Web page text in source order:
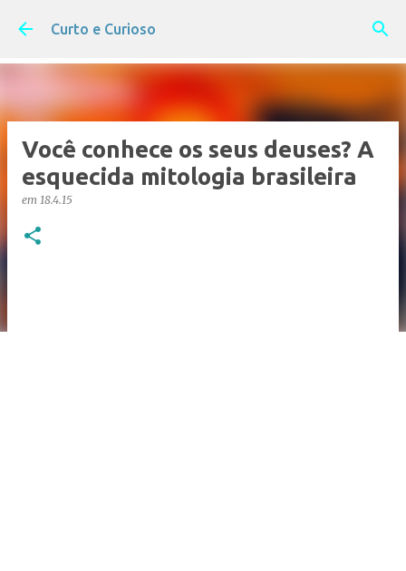
Pular para o conteúdo principal
Curto e Curioso
Você conhece os seus deuses? A
esquecida mitologia brasileira
em 18.4.15